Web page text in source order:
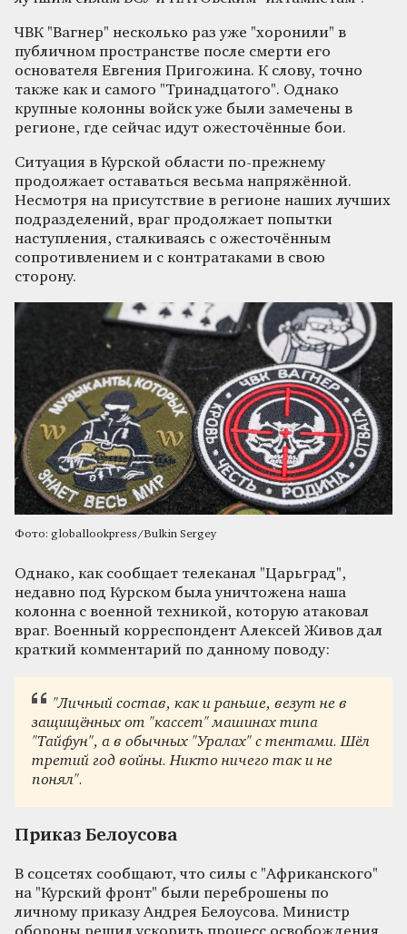
ЧВК "Вагнер" несколько раз уже "хоронили" в
публичном пространстве после смерти его
основателя Евгения Пригожина. К слову, точно
также как и самого "Тринадцатого". Однако
крупные колонны войск уже были замечены в
регионе, где сейчас идут ожесточённые бои.
Ситуация в Курской области по-прежнему
продолжает оставаться весьма напряжённой.
Несмотря на присутствие в регионе наших лучших
подразделений, враг продолжает попытки
наступления, сталкиваясь с ожесточённым
сопротивлением и с контратаками в свою
сторону.
Фото: globallookpress/Bulkin Sergey
Однако, как сообщает телеканал "Царьград",
недавно под Курском была уничтожена наша
колонна с военной техникой, которую атаковал
враг. Военный корреспондент Алексей Живов дал
краткий комментарий по данному поводу:
"Личный состав, как и раньше, везут не в
защищённых от "кассет" машинах типа
"Тайфун", а в обычных "Уралах" с тентами. Шёл
третий год войны. Никто ничего так и не
понял".
Приказ Белоусова
В соцсетях сообщают, что силы с "Африканского"
на "Курский фронт" были переброшены по
личному приказу Андрея Белоусова. Министр